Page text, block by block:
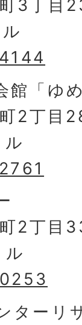
3丁目
館「ゆ
2丁目
2丁目
ターリ